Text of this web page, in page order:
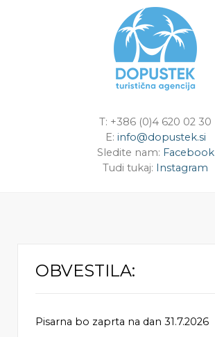
T: +386 (0)4 620 02 30
E: info@dopustek.si
Sledite nam: Facebook
Tudi tukaj: Instagram
OBVESTILA:
Pisarna bo zaprta na dan 31.7.2026